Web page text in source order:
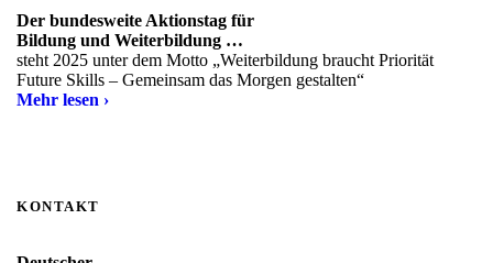
Der bundesweite Aktionstag für
Bildung und Weiterbildung …
steht 2025 unter dem Motto „Weiterbildung braucht Priorität
Future Skills – Gemeinsam das Morgen gestalten“
Mehr lesen ›
KONTAKT